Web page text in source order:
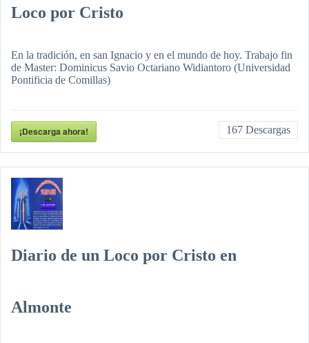
Loco por Cristo
En la tradición, en san Ignacio y en el mundo de hoy. Trabajo fin
de Master: Dominicus Savio Octariano Widiantoro (Universidad
Pontificia de Comillas)
¡Descarga ahora! 167 Descargas
Diario de un Loco por Cristo en
Almonte